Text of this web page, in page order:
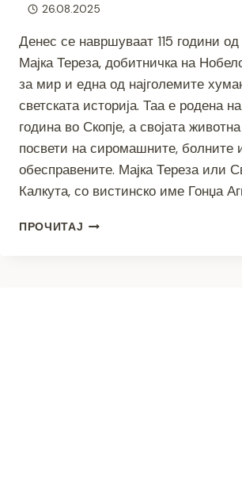
26.08.2025
Денес се навршуваат 115 години
Мајка Тереза, добитничка на
за мир и една од најголемите
светската историја. Таа е родена
година во Скопје, а својата
посвети на сиромашните, болните
обесправените. Мајка Тереза или
Калкута, со вистинско име Гонџа
ПРОЧИТАЈ 115